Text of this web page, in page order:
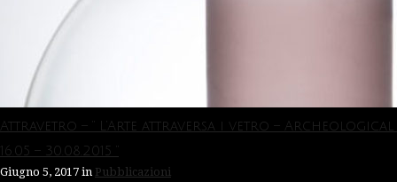
Attravetro – ” L’Arte attraversa i vetro –
16.05 – 30.08.2015 “
Giugno 5, 2017 in Pubblicazioni